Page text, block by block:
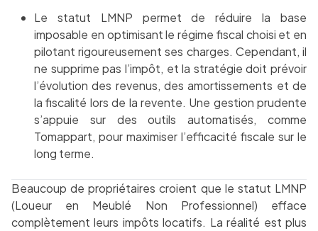
Le statut LMNP permet de réduire la base
imposable en optimisant le régime fiscal choisi et en
pilotant rigoureusement ses charges. Cependant, il
ne supprime pas l’impôt, et la stratégie doit prévoir
l’évolution des revenus, des amortissements et de
la fiscalité lors de la revente. Une gestion prudente
s’appuie sur des outils automatisés, comme
Tomappart, pour maximiser l’efficacité fiscale sur le
long terme.
Beaucoup de propriétaires croient que le statut LMNP
(Loueur en Meublé Non Professionnel) efface
complètement leurs impôts locatifs. La réalité est plus